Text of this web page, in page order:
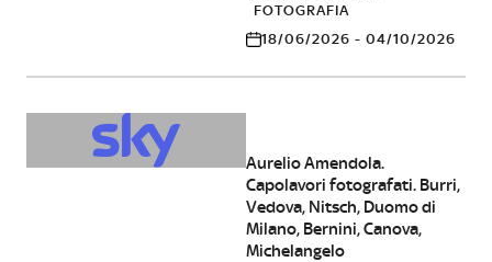
FOTOGRAFIA
18/06/2026 - 04/10/2026
Aurelio Amendola.
Capolavori fotografati. Burri,
Vedova, Nitsch, Duomo di
Milano, Bernini, Canova,
Michelangelo